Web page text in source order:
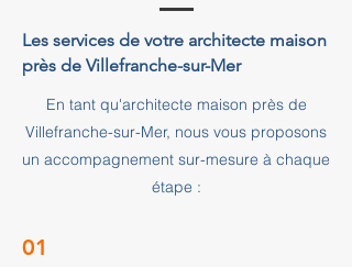
Les services de votre architecte maison
près de Villefranche-sur-Mer
En tant qu'architecte maison près de
Villefranche-sur-Mer, nous vous proposons
un accompagnement sur-mesure à chaque
étape :
01